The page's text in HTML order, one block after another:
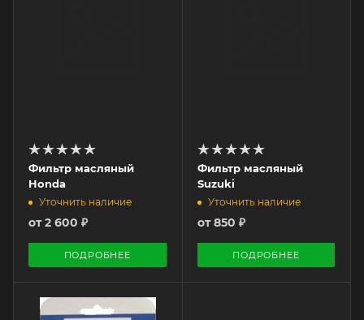
Фильтр масляный
Honda
Уточнить наличие
от2 600 ₽
ПОДРОБНЕЕ
Фильтр масляный
Suzuki
Уточнить наличие
от850 ₽
ПОДРОБНЕЕ